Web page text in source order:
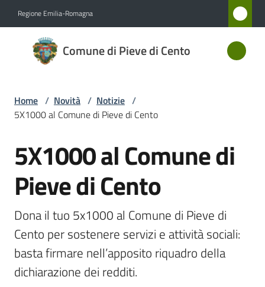
Regione Emilia-Romagna
Comune di Pieve di Cento
Comune
di Pieve
Novità
Servizi
Vivere
Pieve
di
Cento
Home / Novità / Notizie /
5X1000 al Comune di Pieve di Cento
Salta al contenuto
5X1000 al Comune di
Pieve di Cento
Dona il tuo 5x1000 al Comune di Pieve di
Cento per sostenere servizi e attività sociali:
basta firmare nell’apposito riquadro della
dichiarazione dei redditi.